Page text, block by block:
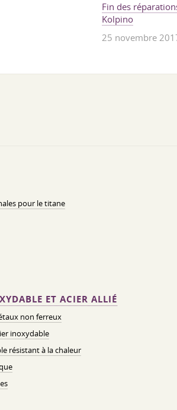
Fin des
Kolpino
25 novembre
pour le titane
ET ACIER ALLIÉ
non ferreux
inoxydable
résistant à la chaleur